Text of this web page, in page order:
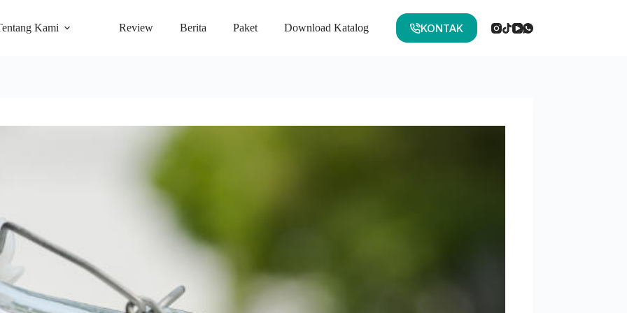
Kami Review Berita Paket Download Katalog KONTAK